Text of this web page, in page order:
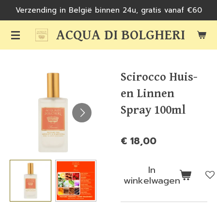
naar
de
ACQUA DI BOLGHERI
Verzending in België binnen 24u, gratis vanaf €60
Scirocco Huis-
en Linnen
Spray 100ml
€ 18,00
In
winkelwagen